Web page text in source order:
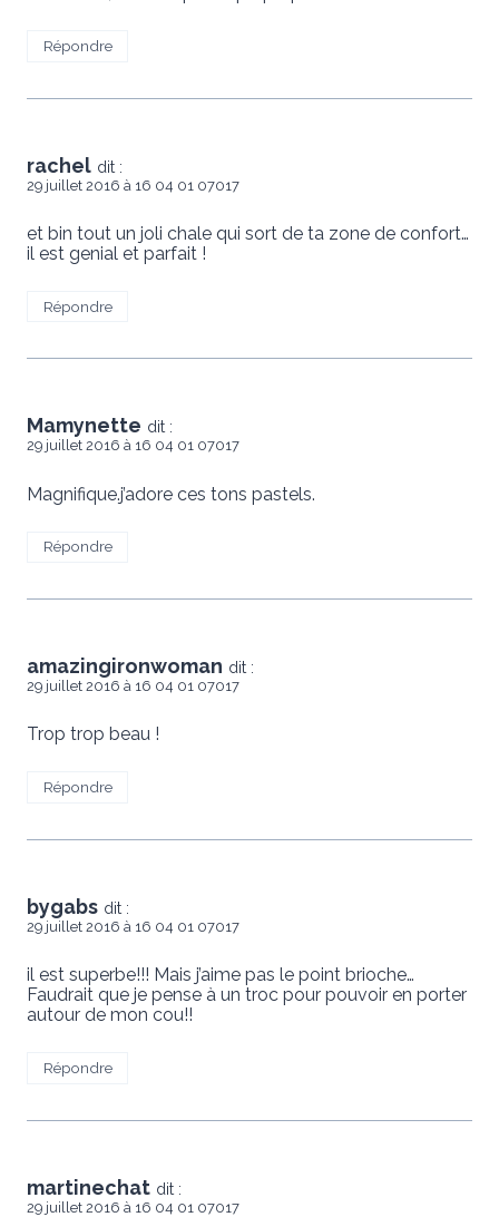
Répondre
rachel dit :
29 juillet 2016 à 16 04 01 07017
et bin tout un joli chale qui sort de ta zone de confort…
il est genial et parfait !
Répondre
Mamynette dit :
29 juillet 2016 à 16 04 01 07017
Magnifique.j’adore ces tons pastels.
Répondre
amazingironwoman dit :
29 juillet 2016 à 16 04 01 07017
Trop trop beau !
Répondre
bygabs dit :
29 juillet 2016 à 16 04 01 07017
il est superbe!!! Mais j’aime pas le point brioche…
Faudrait que je pense à un troc pour pouvoir en porter
autour de mon cou!!
Répondre
martinechat dit :
29 juillet 2016 à 16 04 01 07017